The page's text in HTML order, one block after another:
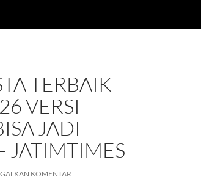
TERBAIK
VERSI
JADI
JATIMTIMES
KOMENTAR